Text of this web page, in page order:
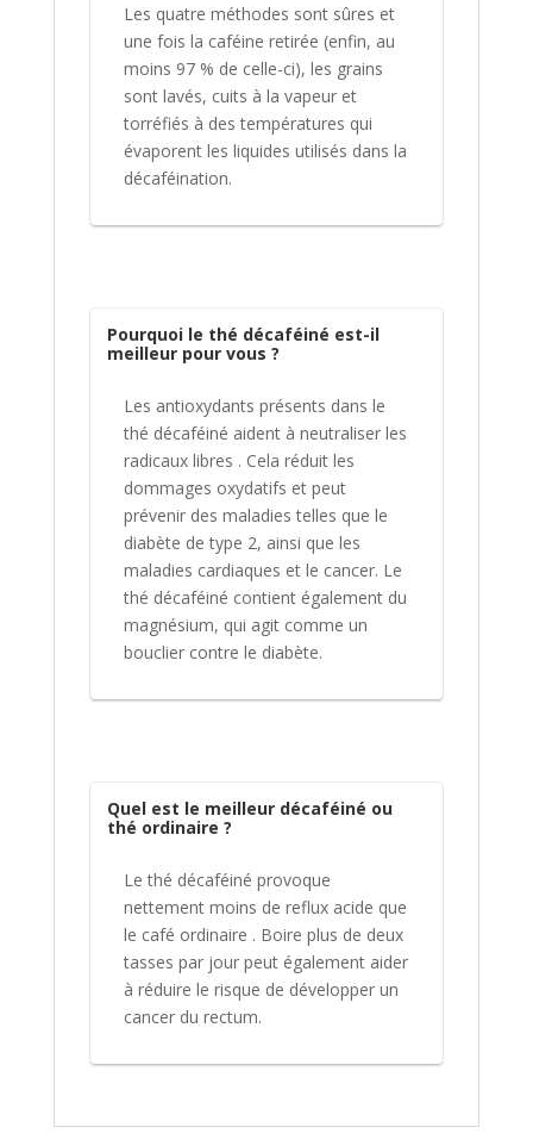
Les quatre méthodes sont sûres et
une fois la caféine retirée (enfin, au
moins 97 % de celle-ci), les grains
sont lavés, cuits à la vapeur et
torréfiés à des températures qui
évaporent les liquides utilisés dans la
décaféination.
Pourquoi le thé décaféiné est-il
meilleur pour vous ?
Les antioxydants présents dans le
thé décaféiné aident à neutraliser les
radicaux libres . Cela réduit les
dommages oxydatifs et peut
prévenir des maladies telles que le
diabète de type 2, ainsi que les
maladies cardiaques et le cancer. Le
thé décaféiné contient également du
magnésium, qui agit comme un
bouclier contre le diabète.
Quel est le meilleur décaféiné ou
thé ordinaire ?
Le thé décaféiné provoque
nettement moins de reflux acide que
le café ordinaire . Boire plus de deux
tasses par jour peut également aider
à réduire le risque de développer un
cancer du rectum.